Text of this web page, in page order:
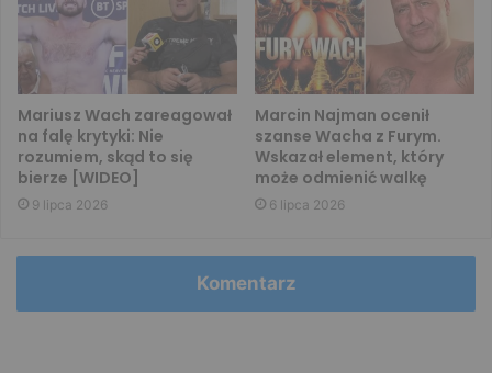
Mariusz Wach zareagował
na falę krytyki: Nie
rozumiem, skąd to się
bierze [WIDEO]
9 lipca 2026
Marcin Najman ocenił
szanse Wacha z Furym.
Wskazał element, który
może odmienić walkę
6 lipca 2026
Komentarz